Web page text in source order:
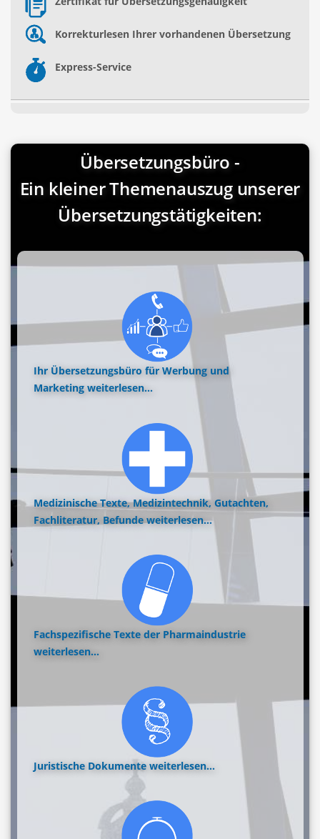
Korrekturlesen Ihrer vorhandenen Übersetzung
Express-Service
Übersetzungsbüro -
Ein kleiner Themenauszug unserer
Übersetzungstätigkeiten:
Ihr Übersetzungsbüro für Werbung und
Marketing weiterlesen...
Medizinische Texte, Medizintechnik, Gutachten,
Fachliteratur, Befunde weiterlesen...
Fachspezifische Texte der Pharmaindustrie
weiterlesen...
Juristische Dokumente weiterlesen...